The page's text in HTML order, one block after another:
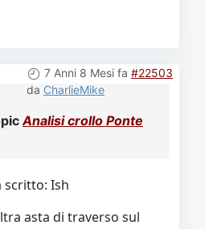
7 Anni 8 Mesi fa #22503
da CharlieMike
Analisi crollo Ponte
scritto: Ish
asta di traverso sul